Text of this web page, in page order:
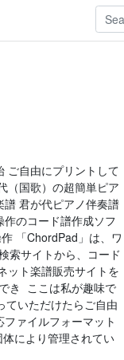
ご自由にプリントして
（国歌）の超簡単ピア
譜 君が代ピアノ伴奏譜
のコード譜作成ソフ
「ChordPad」は、ワ
索サイトから、コード
ット楽譜販売サイトを
き ここは私が趣味で
ていただけたらご自由
ァイルフォーマット
により管理されてい